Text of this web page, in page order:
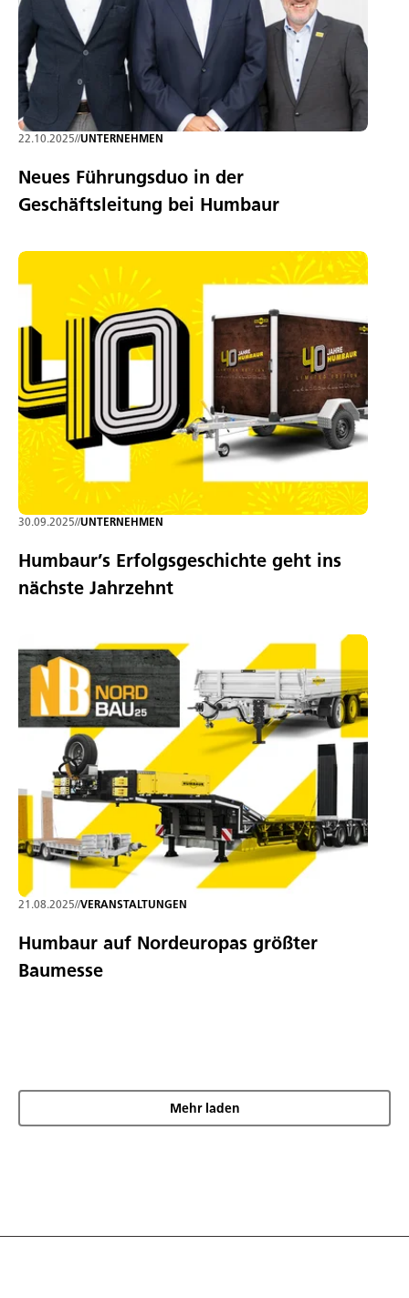
22.10.2025//UNTERNEHMEN
Neues Führungsduo in der
Geschäftsleitung bei Humbaur
30.09.2025//UNTERNEHMEN
Humbaur’s Erfolgsgeschichte geht ins
nächste Jahrzehnt
21.08.2025//VERANSTALTUNGEN
Humbaur auf Nordeuropas größter
Baumesse
Mehr laden